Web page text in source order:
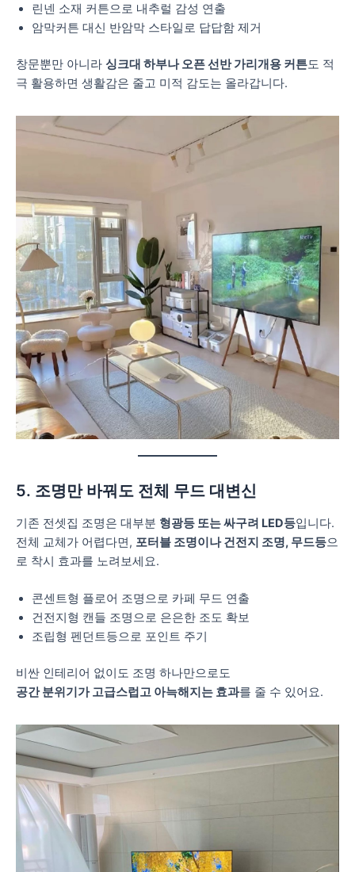
린넨 소재 커튼으로 내추럴 감성 연출
암막커튼 대신 반암막 스타일로 답답함 제거
창문뿐만 아니라 싱크대 하부나 오픈 선반 가리개용 커튼도 적
극 활용하면 생활감은 줄고 미적 감도는 올라갑니다.
5. 조명만 바꿔도 전체 무드 대변신
기존 전셋집 조명은 대부분 형광등 또는 싸구려 LED등입니다.
전체 교체가 어렵다면, 포터블 조명이나 건전지 조명, 무드등으
로 착시 효과를 노려보세요.
콘센트형 플로어 조명으로 카페 무드 연출
건전지형 캔들 조명으로 은은한 조도 확보
조립형 펜던트등으로 포인트 주기
비싼 인테리어 없이도 조명 하나만으로도
공간 분위기가 고급스럽고 아늑해지는 효과를 줄 수 있어요.